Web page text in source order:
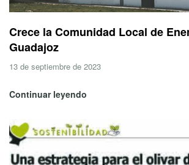
Crece la Comunidad Local de
Guadajoz
13 de septiembre de 2023
Continuar leyendo